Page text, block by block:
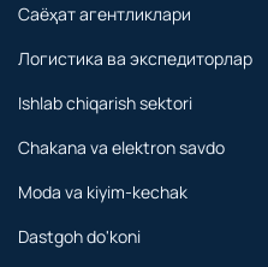
Саёҳат агентликлари
Логистика ва экспедиторлар
Ishlab chiqarish sektori
Chakana va elektron savdo
Moda va kiyim-kechak
Dastgoh do'koni